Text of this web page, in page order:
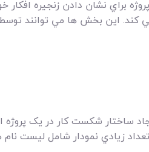
کند. اين بخش ها مي توانند
ساختار شکست کار در يک پروژه